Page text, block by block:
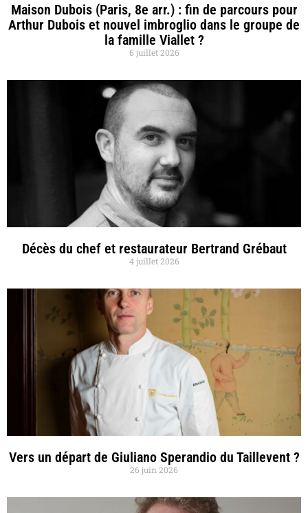
Maison Dubois (Paris, 8e arr.) : fin de parcours pour
Arthur Dubois et nouvel imbroglio dans le groupe de
la famille Viallet ?
6 juillet 2026
Décès du chef et restaurateur Bertrand Grébaut
4 juillet 2026
Vers un départ de Giuliano Sperandio du Taillevent ?
26 juin 2026